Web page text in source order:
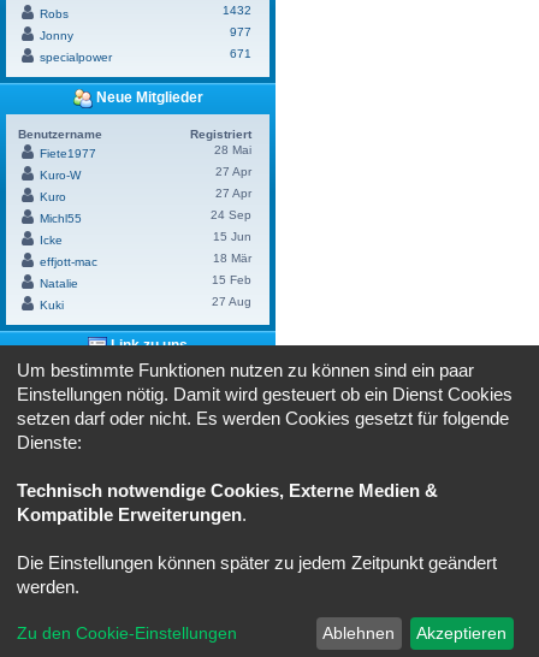
Robs
1432
Jonny
977
specialpower
671
Neue Mitglieder
Benutzername
Registriert
Fiete1977
28 Mai
Kuro-W
27 Apr
Kuro
27 Apr
Michl55
24 Sep
Icke
15 Jun
effjott-mac
18 Mär
Natalie
15 Feb
Kuki
27 Aug
Link zu uns
Benutze bitte diesen Link um"cruiser-
lounge.de"bei dir zu verlinken:
HTML:
Board3 Portal
Portal Ruhmeshalle Alle Zeiten sindUTC+02:00
® Forum Software © phpBB Limited
Deutsche Übersetzung durchphpBB.de
Um bestimmte Funktionen nutzen zu können sind ein paar
Einstellungen nötig. Damit wird gesteuert ob ein Dienst Cookies
setzen darf oder nicht. Es werden Cookies gesetzt für folgende
Dienste:
Technisch notwendige Cookies, Externe Medien &
Kompatible Erweiterungen.
Die Einstellungen können später zu jedem Zeitpunkt geändert
werden.
Zu den Cookie-Einstellungen Ablehnen Akzeptieren